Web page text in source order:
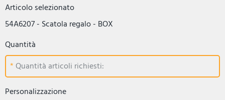
Articolo selezionato
54A6207 - Scatola regalo - BOX
Quantità
Quantità articoli richiesti:
Personalizzazione